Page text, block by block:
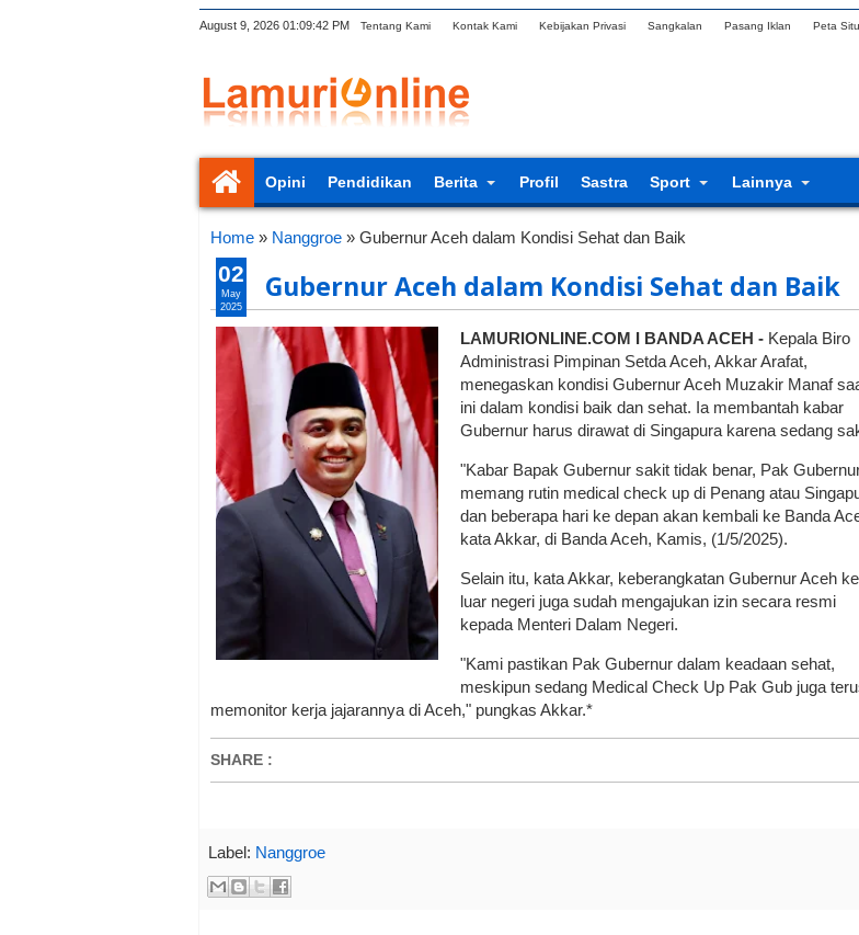
August 9, 2026 01:09:42 PM Tentang Kami Kontak Kami Kebijakan Privasi Sangkalan Pasang Iklan Peta
Opini Pendidikan Berita Profil Sastra Sport Lainnya
Home » Nanggroe » Gubernur Aceh dalam Kondisi Sehat dan Baik
Gubernur Aceh dalam Kondisi Sehat dan Baik
LAMURIONLINE.COM I BANDA ACEH - Kepala Biro
Administrasi Pimpinan Setda Aceh, Akkar Arafat,
menegaskan kondisi Gubernur Aceh Muzakir Manaf
ini dalam kondisi baik dan sehat. Ia membantah kabar
Gubernur harus dirawat di Singapura karena sedang
"Kabar Bapak Gubernur sakit tidak benar, Pak
memang rutin medical check up di Penang atau
dan beberapa hari ke depan akan kembali ke Banda
kata Akkar, di Banda Aceh, Kamis, (1/5/2025).
Selain itu, kata Akkar, keberangkatan Gubernur Aceh ke
luar negeri juga sudah mengajukan izin secara resmi
kepada Menteri Dalam Negeri.
"Kami pastikan Pak Gubernur dalam keadaan sehat,
meskipun sedang Medical Check Up Pak Gub juga
memonitor kerja jajarannya di Aceh," pungkas Akkar.*
SHARE :
02
May
2025
Label: Nanggroe